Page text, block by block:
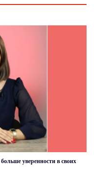
уверенности в своих